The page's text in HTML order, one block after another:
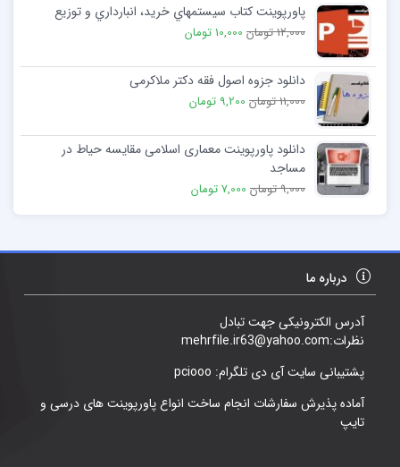
پاورپوینت کتاب سيستمهاي خريد، انبارداري و توزيع
12,000 تومان 10,000 تومان
دانلود جزوه اصول فقه دکتر ملاکرمی
11,000 تومان 9,200 تومان
دانلود پاورپوینت معماری اسلامی مقایسه حیاط در
مساجد
9,000 تومان 7,000 تومان
درباره ما
آدرس الکترونیکی جهت تبادل
نظرات:mehrfile.ir63@yahoo.com
پشتیبانی سایت آی دی تلگرام: pciooo
آماده پذیرش سفارشات انجام ساخت انواع پاورپوینت های درسی و
تایپ